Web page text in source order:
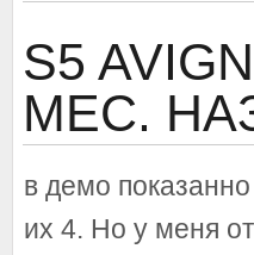
S5
МЕС.
в демо
их 4. Но у меня